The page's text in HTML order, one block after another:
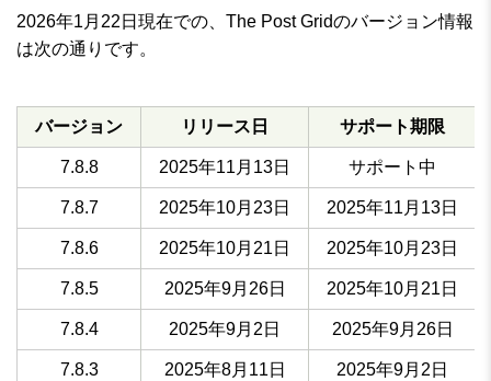
2026年1月22日現在での、The Post Gridのバージョン情報
は次の通りです。
バージョン リリース日 サポート期限
7.8.8 2025年11月13日 サポート中
7.8.7 2025年10月23日 2025年11月13日
7.8.6 2025年10月21日 2025年10月23日
7.8.5 2025年9月26日 2025年10月21日
7.8.4 2025年9月2日 2025年9月26日
7.8.3 2025年8月11日 2025年9月2日